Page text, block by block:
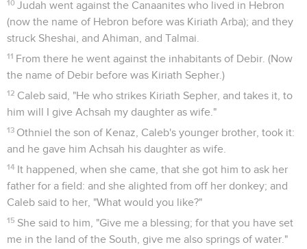
10 Judah went against the Canaanites who lived in Hebron
(now the name of Hebron before was Kiriath Arba); and they
struck Sheshai, and Ahiman, and Talmai.
11 From there he went against the inhabitants of Debir. (Now
the name of Debir before was Kiriath Sepher.)
12 Caleb said, "He who strikes Kiriath Sepher, and takes it, to
him will I give Achsah my daughter as wife."
13 Othniel the son of Kenaz, Caleb's younger brother, took it:
and he gave him Achsah his daughter as wife.
14 It happened, when she came, that she got him to ask her
father for a field: and she alighted from off her donkey; and
Caleb said to her, "What would you like?"
15 She said to him, "Give me a blessing; for that you have set
me in the land of the South, give me also springs of water."